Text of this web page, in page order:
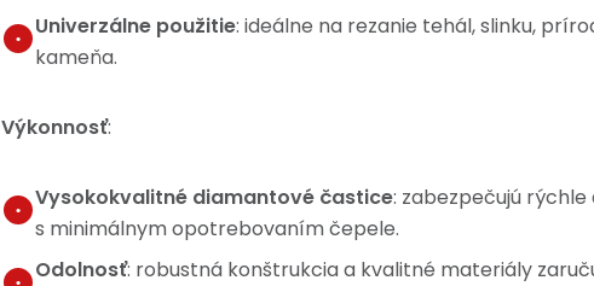
Univerzálne použitie: ideálne na rezanie tehál, slinku,
kameňa.
Výkonnosť:
Vysokokvalitné diamantové častice: zabezpečujú
s minimálnym opotrebovaním čepele.
Odolnosť: robustná konštrukcia a kvalitné materiály